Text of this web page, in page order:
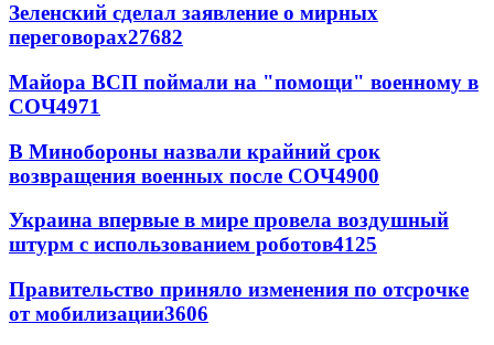
Зеленский сделал заявление о мирных
переговорах27682
Майора ВСП поймали на "помощи" военному в
СОЧ4971
В Минобороны назвали крайний срок
возвращения военных после СОЧ4900
Украина впервые в мире провела воздушный
штурм с использованием роботов4125
Правительство приняло изменения по отсрочке
от мобилизации3606